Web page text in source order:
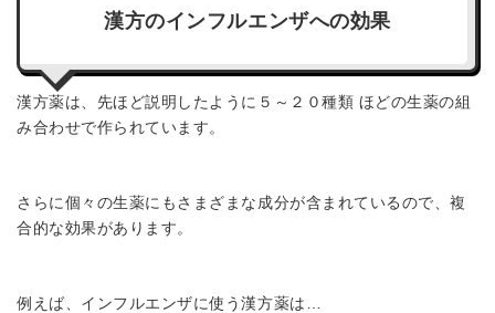
漢方のインフルエンザへの効果
漢方薬は、先ほど説明したように５～２０種類 ほどの生薬の組
み合わせで作られています。
さらに個々の生薬にもさまざまな成分が含まれているので、複
合的な効果があります。
例えば、インフルエンザに使う漢方薬は…